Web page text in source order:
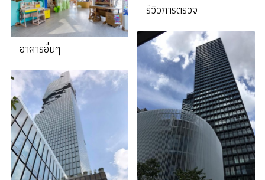
รีวิวการตรวจ
อาคารอื่นๆ